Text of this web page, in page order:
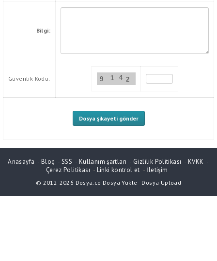
Bilgi:
Güvenlik Kodu: 4 2
9 1
Anasayfa - Blog -SSS - Kullanım şartları - Gizlilik Politikası - KVKK -
Çerez Politikası - Linki kontrol et - İletişim
© 2012-2026 Dosya.co Dosya Yükle - Dosya Upload